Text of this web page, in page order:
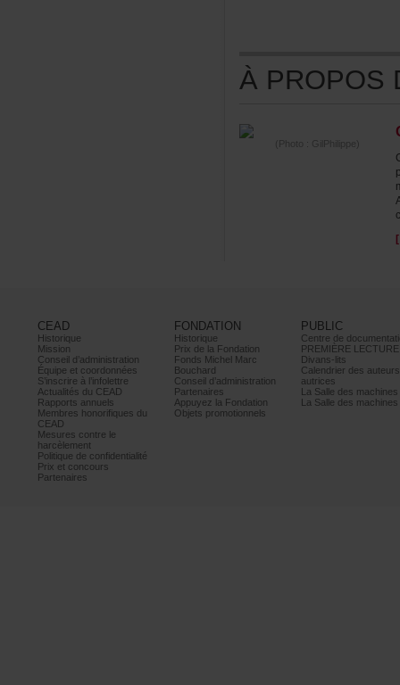
(Photo:GilPhilippe)
CEAD
Historique
Mission
Conseild’administration
Équipeetcoordonnées
S’inscrireàl’infolettre
ActualitésduCEAD
Rapportsannuels
Membreshonorifiquesdu
CEAD
Mesurescontrele
harcèlement
Politiquedeconfidentialité
Prixetconcours
Partenaires
FONDATION
Historique
PrixdelaFondation
FondsMichelMarc
Bouchard
Conseild’administration
Partenaires
AppuyezlaFondation
Objetspromotionnels
PUBLIC
PREMIÈRELECTURE
Divans-lits
autrices